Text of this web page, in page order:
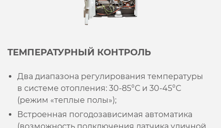
ТЕМПЕРАТУРНЫЙ КОНТРОЛЬ
Два диапазона регулирования температуры
в системе отопления: 30-85°С и 30-45°С
(режим «теплые полы»);
Встроенная погодозависимая автоматика
(возможность подключения датчика уличной